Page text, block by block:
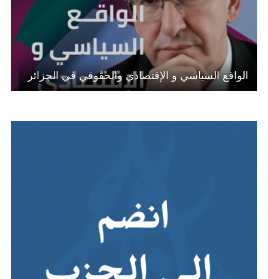
الواقع السياسي و الإقتصادي والحقوقي في الجزائر